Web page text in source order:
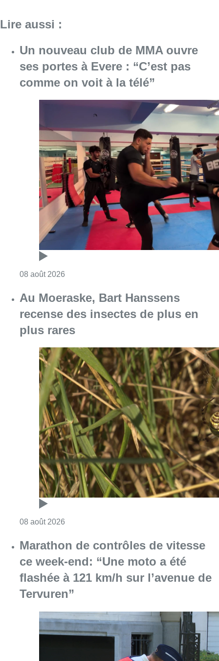
Lire aussi :
Un nouveau club de MMA ouvre
ses portes à Evere : “C’est pas
comme on voit à la télé”
08 août 2026
Au Moeraske, Bart Hanssens
recense des insectes de plus en
plus rares
08 août 2026
Marathon de contrôles de vitesse
ce week-end: “Une moto a été
flashée à 121 km/h sur l’avenue de
Tervuren”